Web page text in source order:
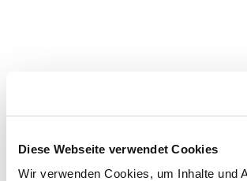
Diese Webseite verwendet Cookies
Wir verwenden Cookies, um Inhalte und